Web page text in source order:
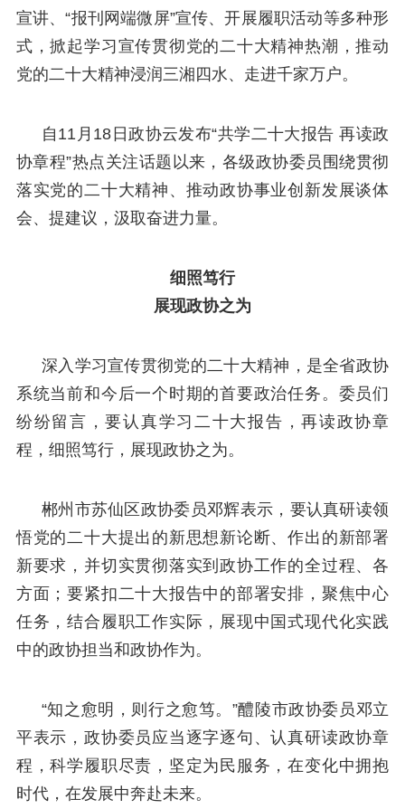
宣讲、“报刊网端微屏”宣传、开展履职活动等多种形
式，掀起学习宣传贯彻党的二十大精神热潮，推动
党的二十大精神浸润三湘四水、走进千家万户。
自11月18日政协云发布“共学二十大报告 再读政
协章程”热点关注话题以来，各级政协委员围绕贯彻
落实党的二十大精神、推动政协事业创新发展谈体
会、提建议，汲取奋进力量。
细照笃行
展现政协之为
深入学习宣传贯彻党的二十大精神，是全省政协
系统当前和今后一个时期的首要政治任务。委员们
纷纷留言，要认真学习二十大报告，再读政协章
程，细照笃行，展现政协之为。
郴州市苏仙区政协委员邓辉表示，要认真研读领
悟党的二十大提出的新思想新论断、作出的新部署
新要求，并切实贯彻落实到政协工作的全过程、各
方面；要紧扣二十大报告中的部署安排，聚焦中心
任务，结合履职工作实际，展现中国式现代化实践
中的政协担当和政协作为。
“知之愈明，则行之愈笃。”醴陵市政协委员邓立
平表示，政协委员应当逐字逐句、认真研读政协章
程，科学履职尽责，坚定为民服务，在变化中拥抱
时代，在发展中奔赴未来。